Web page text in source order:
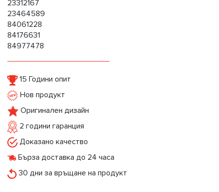
23312167
23464589
84061228
84176631
84977478
15 Години опит
Нов продукт
Оригинален дизайн
2 години гаранция
Доказано качество
Бърза доставка до 24 часа
30 дни за връщане на продукт